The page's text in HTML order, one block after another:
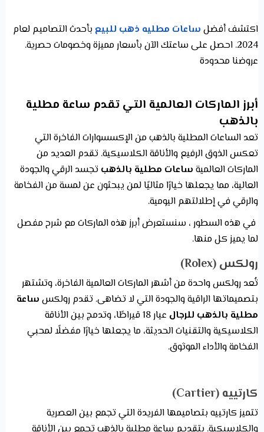
اكتشف أفضل ساعات مطليه ذهب للبيع بأحدث التصاميم لعام
2024. احصل على ساعتك الآن بأسعار مميزة وخصومات حصرية.
عروضنا محدودة
أبرز الماركات العالمية التي تقدم ساعة مطلية
بالذهب
تعد الساعات المطلية بالذهب من الإكسسوارات الفاخرة التي
تعكس الذوق الرفيع والأناقة الكلاسيكية. تقدم العديد من
الماركات العالمية ساعات مطلية بالذهب تجسد الرقي والجودة
العالية، مما يجعلها خيارًا مثاليًا لمن يبحثون عن لمسة من الفخامة
والرقي في إطلالتهم اليومية.
في هذه السطور ، سنستعرض أبرز هذه الماركات مع شرح مفصل
لما يميز كل منها.
رولكس (Rolex)
تُعد رولكس واحدة من أشهر الماركات العالمية الفاخرة، وتشتهر
بتصميماتها الراقية والجودة التي لا تضاهى. تقدم رولكس ساعة
مطلية بالذهب للرجال
عيار 18 قيراطًا، وتدمج بين الأناقة
الكلاسيكية والتقنيات الحديثة، ما يجعلها خيارًا مفضلًا لمحبي
الفخامة والأداء الموثوق.
كارتييه (Cartier)
تتميز كارتييه بتصاميمها الفريدة التي تجمع بين العصرية